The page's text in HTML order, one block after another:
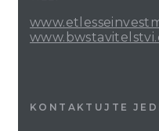
KONTAKTUJTE